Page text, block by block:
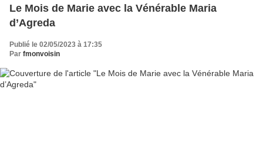
Le Mois de Marie avec la Vénérable Maria
d’Agreda
Publié le 02/05/2023 à 17:35
Par fmonvoisin